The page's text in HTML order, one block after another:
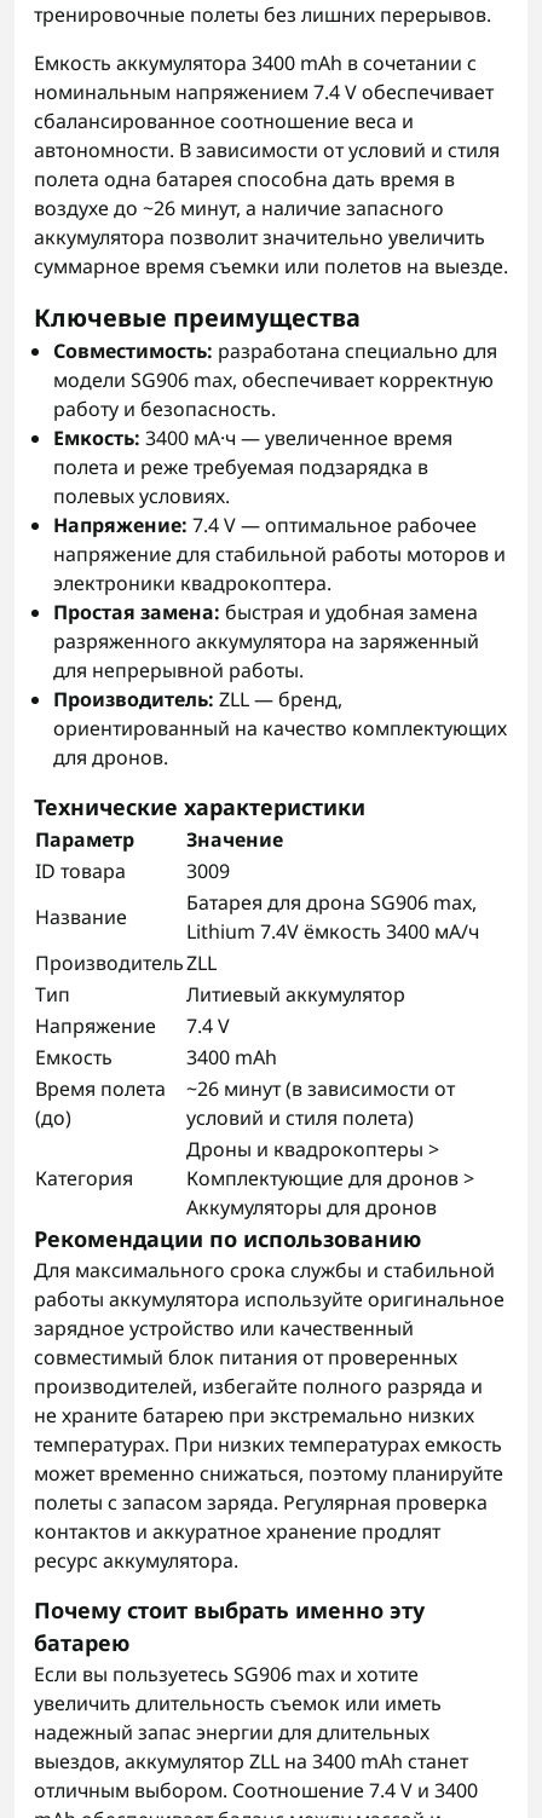
тренировочные полеты без лишних перерывов.
Емкость аккумулятора 3400 mAh в сочетании с
номинальным напряжением 7.4 V обеспечивает
сбалансированное соотношение веса и
автономности. В зависимости от условий и стиля
полета одна батарея способна дать время в
воздухе до ~26 минут, а наличие запасного
аккумулятора позволит значительно увеличить
суммарное время съемки или полетов на выезде.
Ключевые преимущества
Совместимость: разработана специально для
модели SG906 max, обеспечивает корректную
работу и безопасность.
Емкость: 3400 мА·ч — увеличенное время
полета и реже требуемая подзарядка в
полевых условиях.
Напряжение: 7.4 V — оптимальное рабочее
напряжение для стабильной работы моторов и
электроники квадрокоптера.
Простая замена: быстрая и удобная замена
разряженного аккумулятора на заряженный
для непрерывной работы.
Производитель: ZLL — бренд,
ориентированный на качество комплектующих
для дронов.
Технические характеристики
Параметр
Значение
ID товара
3009
Название
Батарея для дрона SG906 max,
Lithium 7.4V ёмкость 3400 мА/ч
ПроизводительZLL
Тип
Литиевый аккумулятор
Напряжение
7.4 V
Емкость
3400 mAh
Время полета
(до)
~26 минут (в зависимости от
условий и стиля полета)
Категория
Дроны и квадрокоптеры >
Комплектующие для дронов >
Аккумуляторы для дронов
Рекомендации по использованию
Для максимального срока службы и стабильной
работы аккумулятора используйте оригинальное
зарядное устройство или качественный
совместимый блок питания от проверенных
производителей, избегайте полного разряда и
не храните батарею при экстремально низких
температурах. При низких температурах емкость
может временно снижаться, поэтому планируйте
полеты с запасом заряда. Регулярная проверка
контактов и аккуратное хранение продлят
ресурс аккумулятора.
Почему стоит выбрать именно эту
батарею
Если вы пользуетесь SG906 max и хотите
увеличить длительность съемок или иметь
надежный запас энергии для длительных
выездов, аккумулятор ZLL на 3400 mAh станет
отличным выбором. Соотношение 7.4 V и 3400